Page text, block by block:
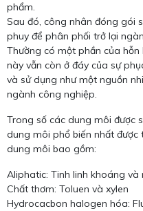
phẩm.
Sau đó, công nhân đóng gói
phuy để phân phối trở lại
Thường có một phần của
này vẫn còn ở đáy của sự
và sử dụng như một nguồn
ngành công nghiệp.
Trong số các dung môi được
dung môi phổ biến nhất
dung môi bao gồm:
Aliphatic: Tinh linh khoáng và
Chất thơm: Toluen và xylen
Hydrocacbon halogen hóa: